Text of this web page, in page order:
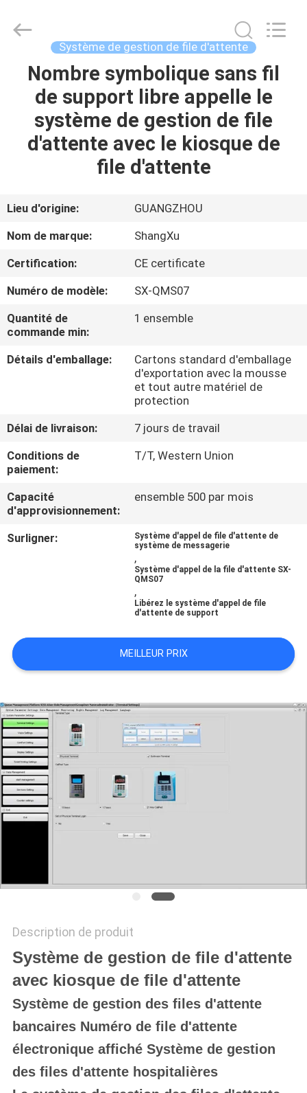
MAISON
PRODUITS
DE
NOUS
VISITE
D'USINE
CONTRÔLE
DE
CONTACTEZ-
NOUS
NOUVELLES
DEMANDEZ
PLAN
DU
PRIVACY
POLICY
Technology
Co.,Ltd.
Reserved.
Developed
Système de gestion de file d'attente
Nombre symbolique sans fil
de support libre appelle le
système de gestion de file
d'attente avec le kiosque de
file d'attente
Lieu d'origine:
GUANGZHOU
Nom de marque:
ShangXu
Certification:
CE certificate
Numéro de modèle:
SX-QMS07
Quantité de
commande min:
1 ensemble
Détails d'emballage:
Cartons standard d'emballage
d'exportation avec la mousse
et tout autre matériel de
protection
Délai de livraison:
7 jours de travail
Conditions de
paiement:
T/T, Western Union
Capacité
d'approvisionnement:
ensemble 500 par mois
Surligner:
Système d'appel de file d'attente de
système de messagerie
,
Système d'appel de la file d'attente SX-
QMS07
,
Libérez le système d'appel de file
d'attente de support
MEILLEUR PRIX
Description de produit
Système de gestion de file d'attente
avec kiosque de file d'attente
Système de gestion des files d'attente
bancaires Numéro de file d'attente
électronique affiché Système de gestion
des files d'attente hospitalières